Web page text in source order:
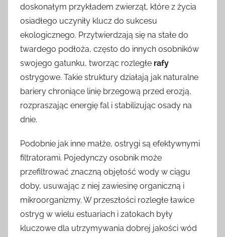
doskonałym przykładem zwierząt, które z życia
osiadłego uczyniły klucz do sukcesu
ekologicznego. Przytwierdzają się na stałe do
twardego podłoża, często do innych osobników
swojego gatunku, tworząc rozległe rafy
ostrygowe. Takie struktury działają jak naturalne
bariery chroniące linię brzegową przed erozją,
rozpraszając energię fal i stabilizując osady na
dnie.
Podobnie jak inne małże, ostrygi są efektywnymi
filtratorami. Pojedynczy osobnik może
przefiltrować znaczną objętość wody w ciągu
doby, usuwając z niej zawiesinę organiczną i
mikroorganizmy. W przeszłości rozległe ławice
ostryg w wielu estuariach i zatokach były
kluczowe dla utrzymywania dobrej jakości wód